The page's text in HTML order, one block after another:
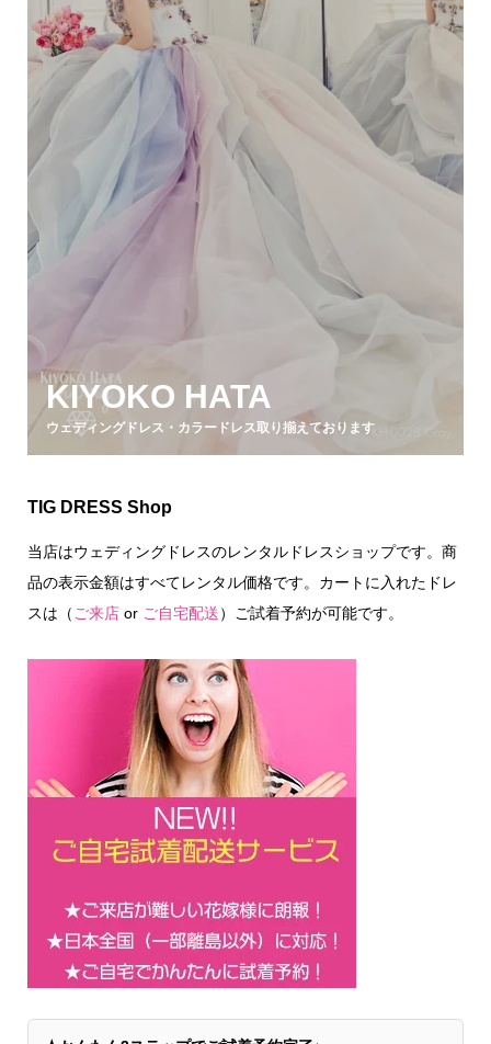
KIYOKO HATA
ウェディングドレス・カラードレス取り揃えております
TIG DRESS Shop
当店はウェディングドレスのレンタルドレスショップです。商
品の表示金額はすべてレンタル価格です。カートに入れたドレ
スは（ ご来店or ご自宅配送）ご試着予約が可能です。